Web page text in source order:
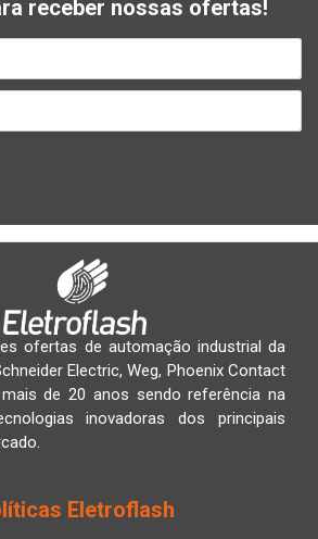
receber nossas ofertas!
ofertas de automação industrial da
Electric, Weg, Phoenix Contact
de 20 anos sendo referência na
inovadoras dos principais
Eletroflash